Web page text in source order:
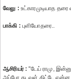
வேலு : உட்காரமுடியாத தரை
பாக்கி :புளியோதரை..
ஆசிரியர் :"டேய் ராமு,
அப்போ கடவுள் கிட்டே என்ன